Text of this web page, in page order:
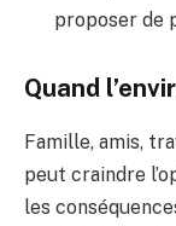
proposer de
Quand
Famille, amis,
peut craindre
les